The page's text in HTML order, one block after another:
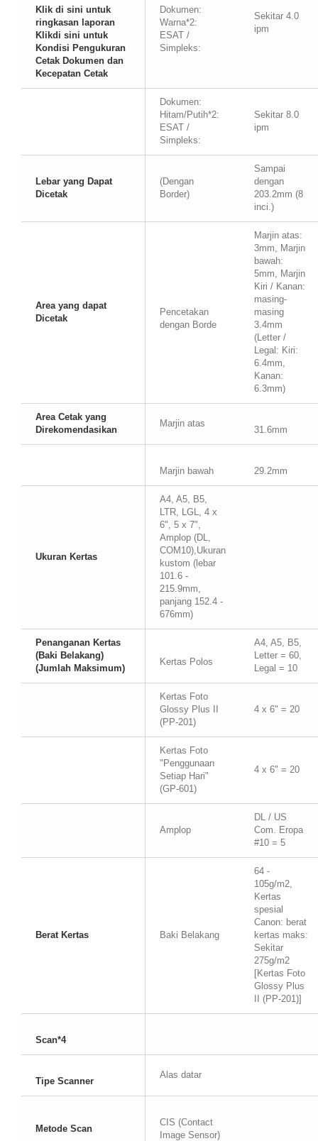
Klik di sini untuk
ringkasan laporan
Klikdi sini untuk
Kondisi Pengukuran
Cetak Dokumen dan
Kecepatan Cetak
Dokumen:
Warna*2:
ESAT /
Simpleks:
Sekitar 4.0
ipm
Dokumen:
Hitam/Putih*2:
ESAT /
Simpleks:
Sekitar 8.0
ipm
Lebar yang Dapat
Dicetak
(Dengan
Border)
Sampai
dengan
203.2mm (8
inci.)
Area yang dapat
Dicetak
Pencetakan
dengan Borde
Marjin atas:
3mm, Marjin
bawah:
5mm, Marjin
Kiri / Kanan:
masing-
masing
3.4mm
(Letter /
Legal: Kiri:
6.4mm,
Kanan:
6.3mm)
Area Cetak yang
Direkomendasikan
Marjin atas
31.6mm
Marjin bawah 29.2mm
Ukuran Kertas
A4, A5, B5,
LTR, LGL, 4 x
6", 5 x 7",
Amplop (DL,
COM10),Ukuran
kustom (lebar
101.6 -
215.9mm,
panjang 152.4 -
676mm)
Penanganan Kertas
(Baki Belakang)
(Jumlah Maksimum)
Kertas Polos
A4, A5, B5,
Letter = 60,
Legal = 10
Kertas Foto
Glossy Plus II
(PP-201)
4 x 6" = 20
Kertas Foto
"Penggunaan
Setiap Hari"
(GP-601)
4 x 6" = 20
Amplop
DL / US
Com. Eropa
#10 = 5
Berat Kertas Baki Belakang
64 -
105g/m2,
Kertas
spesial
Canon: berat
kertas maks:
Sekitar
275g/m2
[Kertas Foto
Glossy Plus
II (PP-201)]
Scan*4
Tipe Scanner
Alas datar
Metode Scan
CIS (Contact
Image Sensor)